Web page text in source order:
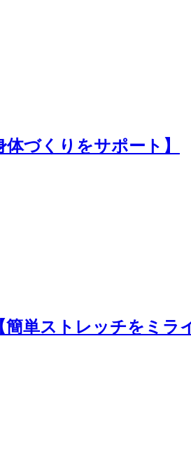
づくりをサポート】
単ストレッチをミラ